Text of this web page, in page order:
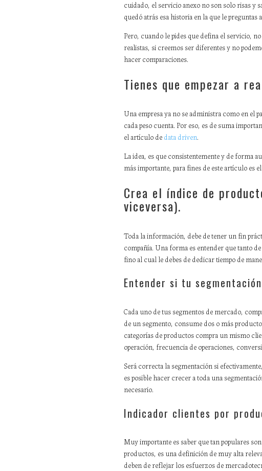
cuidado, el servicio anexo no son solo risas y
quedó atrás esa historia en la que le
Pero, cuando le pides que defina el servicio,
realistas, si creemos ser diferentes y no
hacer comparaciones.
Tienes que empezar a
Una empresa ya no se administra como en el
cada peso cuenta. Por eso, es de suma
el artículo de data driven.
La idea, es que consistentemente y de forma
más importante, para fines de este artículo es
Crea el índice de
viceversa).
Toda la información, debe de tener un fin
compañía. Una forma es entender que tanto
fino al cual le debes de dedicar tiempo de
Entender si tu
Cada uno de tus segmentos de mercado,
de un segmento, consume dos o más
categorías de productos compra un mismo
operación, frecuencia de operaciones,
Será correcta la segmentación si
es posible hacer crecer a toda una
necesario.
Indicador clientes por
Muy importante es saber que tan populares
productos, es una definición de muy alta
deben de reflejar los esfuerzos de